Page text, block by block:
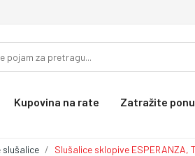
Kupovina na rate Zatražite
slušalice Slušalice sklopive ESPERANZA,